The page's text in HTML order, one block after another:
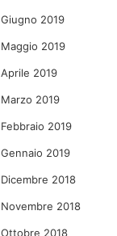
Giugno 2019
Maggio 2019
Aprile 2019
Marzo 2019
Febbraio 2019
Gennaio 2019
Dicembre 2018
Novembre 2018
Ottobre 2018